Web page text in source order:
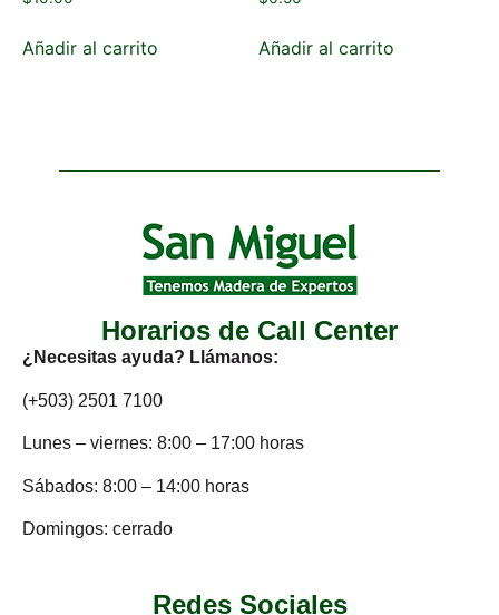
Añadir al carrito Añadir al carrito
Horarios de Call Center
¿Necesitas ayuda? Llámanos:
(+503) 2501 7100
Lunes – viernes: 8:00 – 17:00 horas
Sábados: 8:00 – 14:00 horas
Domingos: cerrado
Redes Sociales